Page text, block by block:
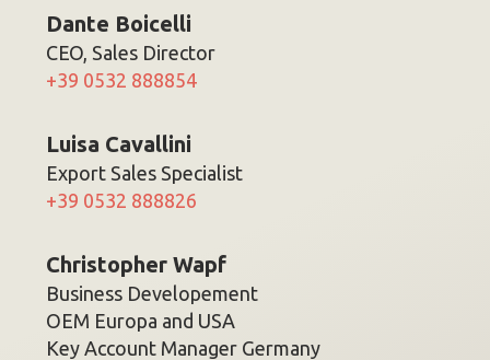
Dante Boicelli
CEO, Sales Director
+39 0532 888854
Luisa Cavallini
Export Sales Specialist
+39 0532 888826
Christopher Wapf
Business Developement
OEM Europa and USA
Key Account Manager Germany